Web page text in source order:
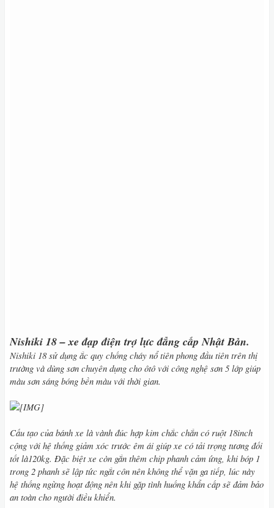
Nishiki 18 – xe đạp điện trợ lực đẳng cấp Nhật Bản.
Nishiki 18 sử dụng ắc quy chống cháy nổ tiên phong đầu tiên trên thị
trường và dùng sơn chuyên dụng cho ôtô với công nghệ sơn 5 lớp giúp
màu sơn sáng bóng bền màu với thời gian.
Cấu tạo của bánh xe là vành đúc hợp kim chắc chắn có ruột 18inch
cộng với hệ thống giảm xóc trước êm ái giúp xe có tải trọng tương đối
tốt là120kg. Đặc biệt xe còn gắn thêm chip phanh cảm ứng, khi bóp 1
trong 2 phanh sẽ lập tức ngắt côn nên không thể vặn ga tiếp, lúc này
hệ thống ngừng hoạt động nên khi gặp tình huống khẩn cấp sẽ đảm bảo
an toàn cho người điều khiển.